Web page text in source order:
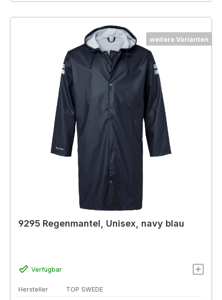
weitere Varianten
9295 Regenmantel, Unisex, navy blau
Verfügbar
Hersteller
TOP SWEDE